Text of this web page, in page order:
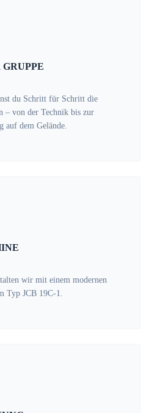
du Schritt für Schritt die
– von der Technik bis zur
auf dem Gelände.
wir mit einem modernen
Typ JCB 19C-1.